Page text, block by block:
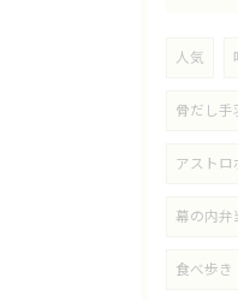
人気
骨だし手
アストロ
幕の内弁
食べ歩き